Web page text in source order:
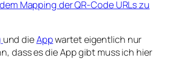
Mapping der QR-Code URLs zu
und dieAppwartet eigentlich nur
dass es die App gibt muss ich hier